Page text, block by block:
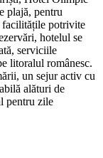
plajă, pentru
facilitățile potrivite
hotelul se
serviciile
litoralul românesc.
un sejur activ cu
alături de
pentru zile